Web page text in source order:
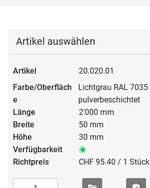
Artikel auswählen
20.020.01
Lichtgrau RAL 7035
pulverbeschichtet
2'000 mm
50 mm
30 mm
CHF 95.40 / 1 Stück